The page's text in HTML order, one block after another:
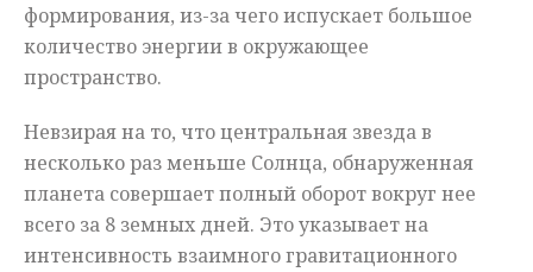
формирования, из-за чего испускает большое
количество энергии в окружающее
пространство.
Невзирая на то, что центральная звезда в
несколько раз меньше Солнца, обнаруженная
планета совершает полный оборот вокруг нее
всего за 8 земных дней. Это указывает на
интенсивность взаимного гравитационного